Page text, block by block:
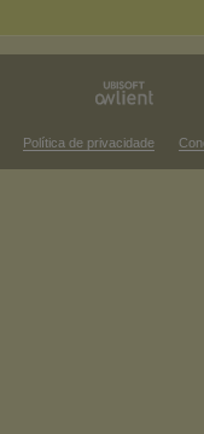
Política de privacidade